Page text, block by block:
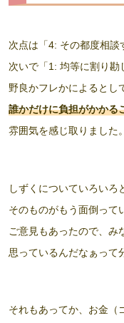
次点は「4: その都度相談
次いで「1: 均等に割り勘
野良かフレかによるとし
誰かだけに負担がかかる
雰囲気を感じ取りました。
しずくについていろいろ
そのものがもう面倒って
ご意見もあったので、み
思っているんだなぁって
それもあってか、お金（